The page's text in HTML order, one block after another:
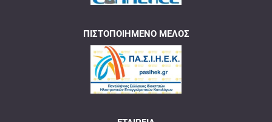
ΠΙΣΤΟΠΟΙΗΜΈΝΟ ΜΈΛΟΣ